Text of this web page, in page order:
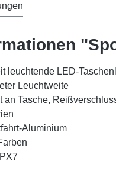
leuchtende LED-
Leuchtweite
an Tasche,
Aluminium